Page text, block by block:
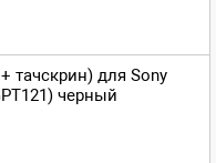
тачскрин) для Sony
черный